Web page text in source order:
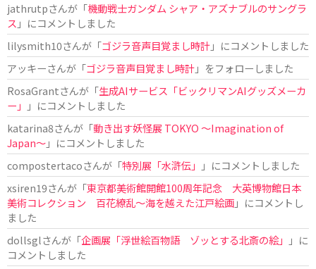
jathrutpさんが「機動戦士ガンダム シャア・アズナブルのサングラ
ス 」にコメントしました
lilysmith10さんが「ゴジラ音声目覚まし時計」にコメントしました
アッキーさんが「ゴジラ音声目覚まし時計」をフォローしました
RosaGrantさんが「生成AIサービス「ビックリマンAIグッズメーカ
ー」
」にコメントしました
katarina8さんが「動き出す妖怪展 TOKYO 〜Imagination of
Japan〜」にコメントしました
compostertacoさんが「特別展「水滸伝」
」にコメントしました
xsiren19さんが「東京都美術館開館100周年記念 大英博物館日本
美術コレクション 百花繚乱～海を越えた江戸絵画」にコメントし
ました
dollsglさんが「企画展「浮世絵百物語 ゾッとする北斎の絵」
」に
コメントしました